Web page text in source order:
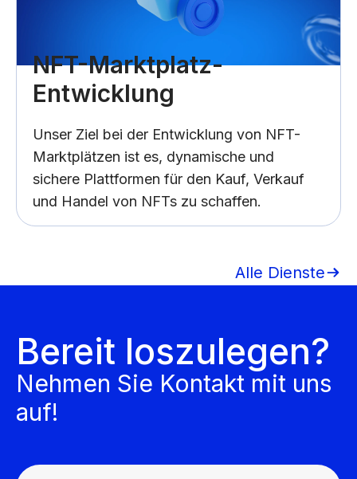
NFT-Marktplatz-
Entwicklung
Unser Ziel bei der Entwicklung von NFT-
Marktplätzen ist es, dynamische und
sichere Plattformen für den Kauf, Verkauf
und Handel von NFTs zu schaffen.
Alle Dienste
Bereit loszulegen?
Nehmen Sie Kontakt mit uns
auf!